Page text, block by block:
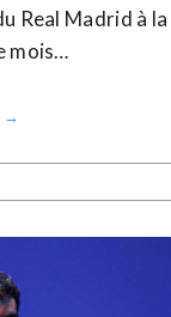
Real Madrid à
mois…
→